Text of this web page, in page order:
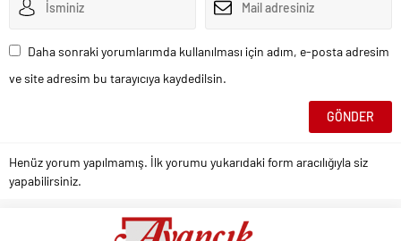
Daha sonraki yorumlarımda kullanılması için adım, e-posta adresim
ve site adresim bu tarayıcıya kaydedilsin.
Henüz yorum yapılmamış. İlk yorumu yukarıdaki form aracılığıyla siz
yapabilirsiniz.